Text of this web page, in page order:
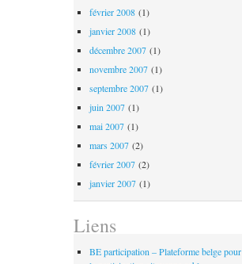
février 2008 (1)
janvier 2008 (1)
décembre 2007 (1)
novembre 2007 (1)
septembre 2007 (1)
juin 2007 (1)
mai 2007 (1)
mars 2007 (2)
février 2007 (2)
janvier 2007 (1)
Liens
BE participation – Plateforme belge pour